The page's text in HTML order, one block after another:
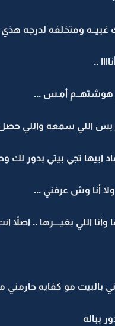
ومتخلفه لدرجه هذي
..
هوشتهــم أمـس ...
بس اللي سمعه واللي
تجي بيتي بدور لك
ولا أنا وش عرفني ...
اللي بغيــــرها ..
بالبيت مو كفايه حارمني
بباله